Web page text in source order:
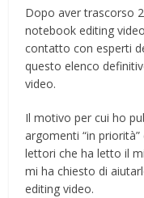
Dopo aver trascorso
notebook editing
contatto con esperti
questo elenco
video.
Il motivo per cui ho
argomenti “in
lettori che ha letto il
mi ha chiesto di
editing video.